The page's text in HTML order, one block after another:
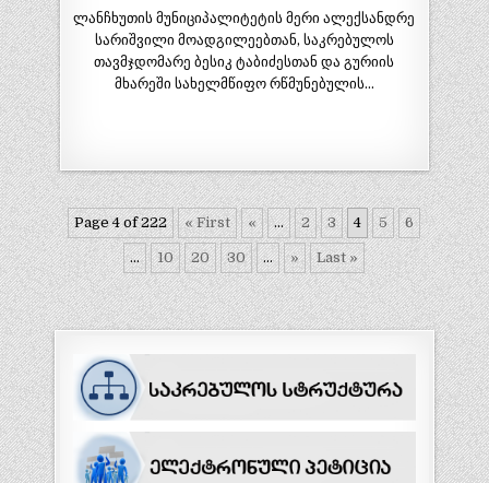
ლანჩხუთის მუნიციპალიტეტის მერი ალექსანდრე
სარიშვილი მოადგილეებთან, საკრებულოს
თავმჯდომარე ბესიკ ტაბიძესთან და გურიის
მხარეში სახელმწიფო რწმუნებულის…
Page 4 of 222 « First « ... 2 3 4 5 6
... 10 20 30 ... » Last »